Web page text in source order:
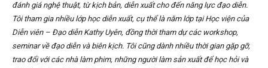
đánh giá nghệ thuật, từ kịch bản, diễn xuất cho đến năng lực đạo diễn.
Tôi tham gia nhiều lớp học diễn xuất, cụ thể là năm lớp tại Học viện của
Diễn viên – Đạo diễn Kathy Uyên, đồng thời tham dự các workshop,
seminar về đạo diễn và biên kịch. Tôi cũng dành nhiều thời gian gặp gỡ,
trao đổi với các nhà làm phim, những người làm sản xuất để học hỏi và